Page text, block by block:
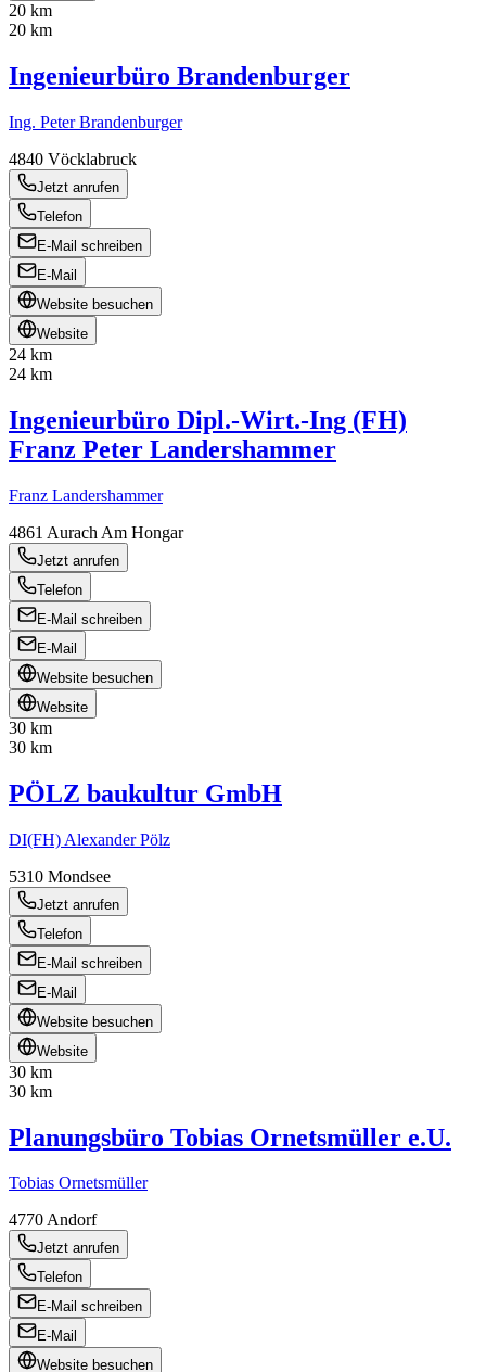
20 km
20 km
Ingenieurbüro Brandenburger
Ing. Peter Brandenburger
4840 Vöcklabruck
Jetzt anrufen
Telefon
E-Mail schreiben
E-Mail
Website besuchen
Website
24 km
24 km
Ingenieurbüro Dipl.-Wirt.-Ing (FH)
Franz Peter Landershammer
Franz Landershammer
4861 Aurach Am Hongar
Jetzt anrufen
Telefon
E-Mail schreiben
E-Mail
Website besuchen
Website
30 km
30 km
PÖLZ baukultur GmbH
DI(FH) Alexander Pölz
5310 Mondsee
Jetzt anrufen
Telefon
E-Mail schreiben
E-Mail
Website besuchen
Website
30 km
30 km
Planungsbüro Tobias Ornetsmüller e.U.
Tobias Ornetsmüller
4770Andorf
Jetzt anrufen
Telefon
E-Mail schreiben
E-Mail
Website besuchen